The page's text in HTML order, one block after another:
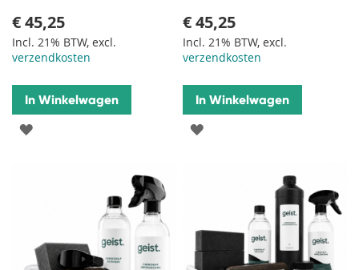
€ 45,25
Incl. 21% BTW, excl.
verzendkosten
In Winkelwagen
VOEG
VERLANGLIJST
€ 45,25
Incl. 21% BTW, excl.
verzendkosten
In Winkelwagen
VOEG
VERLANGLIJST